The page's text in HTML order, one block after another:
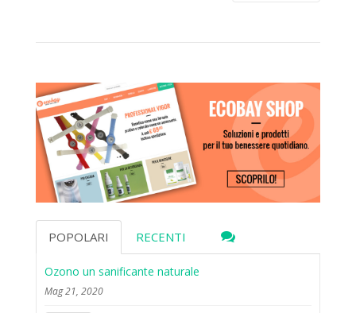
POPOLARI RECENTI
Ozono un sanificante naturale
Mag 21, 2020